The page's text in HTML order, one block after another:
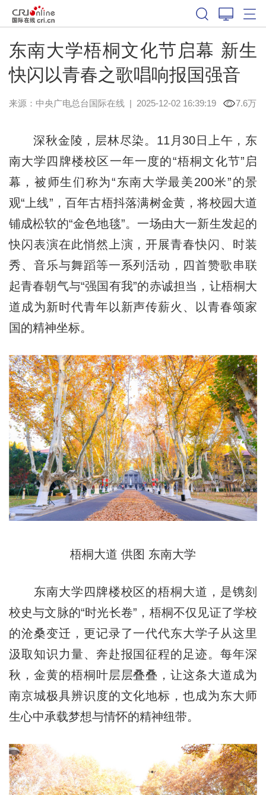
东南大学梧桐文化节启幕 新生
快闪以青春之歌唱响报国强音
来源：中央广电总台国际在线| 2025-12-02 16:39:19 7.6万
深秋金陵，层林尽染。11月30日上午，东
南大学四牌楼校区一年一度的“梧桐文化节”启
幕，被师生们称为“东南大学最美200米”的景
观“上线”，百年古梧抖落满树金黄，将校园大道
铺成松软的“金色地毯”。一场由大一新生发起的
快闪表演在此悄然上演，开展青春快闪、时装
秀、音乐与舞蹈等一系列活动，四首赞歌串联
起青春朝气与“强国有我”的赤诚担当，让梧桐大
道成为新时代青年以新声传薪火、以青春颂家
国的精神坐标。
梧桐大道 供图 东南大学
东南大学四牌楼校区的梧桐大道，是镌刻
校史与文脉的“时光长卷”，梧桐不仅见证了学校
的沧桑变迁，更记录了一代代东大学子从这里
汲取知识力量、奔赴报国征程的足迹。每年深
秋，金黄的梧桐叶层层叠叠，让这条大道成为
南京城极具辨识度的文化地标，也成为东大师
生心中承载梦想与情怀的精神纽带。